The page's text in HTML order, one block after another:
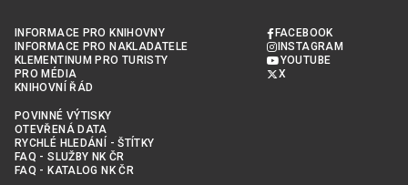
INFORMACE PRO KNIHOVNY
INFORMACE PRO NAKLADATELE
KLEMENTINUM PRO TURISTY
PRO MÉDIA
KNIHOVNÍ ŘÁD
POVINNÉ VÝTISKY
OTEVŘENÁ DATA
RYCHLÉ HLEDÁNÍ - ŠTÍTKY
FAQ - SLUŽBY NK ČR
FAQ - KATALOG NK ČR
FACEBOOK
INSTAGRAM
YOUTUBE
X